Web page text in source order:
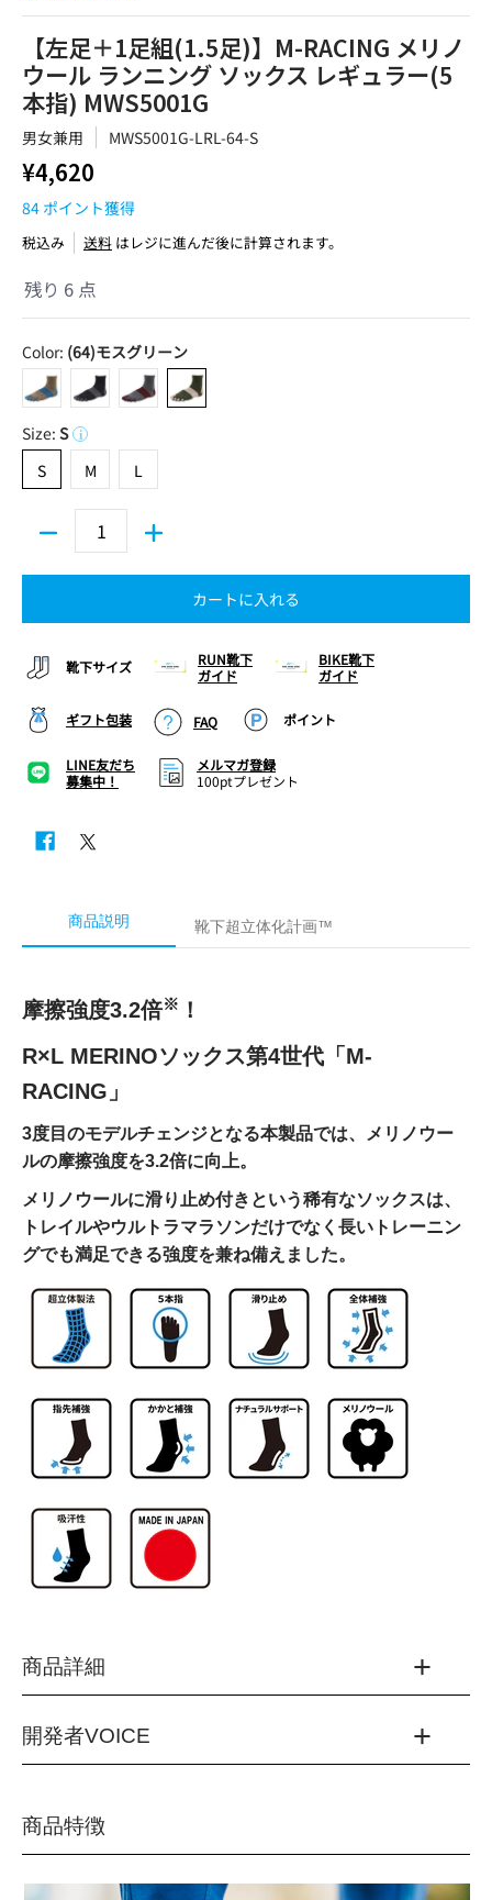
【左足＋1足組(1.5足)】M-RACING メリノ
ウール ランニング ソックス レギュラー(5
本指) MWS5001G
男女兼用 MWS5001G-LRL-64-S
¥4,620
84 ポイント獲得
税込み 送料 はレジに進んだ後に計算されます。
残り 6 点
Color: (64)モスグリーン
(03)ベージュ(10)ブラック(13)グレー
Size: S i
S
S
M L
カートに入れる
靴下サイズ
RUN靴下
ガイド
BIKE靴下
ガイド
ギフト包装 FAQ ポイント
LINE友だち
募集中！
メルマガ登録
100ptプレゼント
商品説明 靴下超立体化計画™
摩擦強度3.2倍※ ！
R×L MERINOソックス第4世代「M-
RACING」
3度目のモデルチェンジとなる本製品では、メリノウー
ルの摩擦強度を3.2倍に向上。
メリノウールに滑り止め付きという稀有なソックスは、
トレイルやウルトラマラソンだけでなく長いトレーニン
グでも満足できる強度を兼ね備えました。
商品詳細
品番：MWS5001G
(10)ブラック
(13)グレー
(64)モスグリーン
開発者VOICE
ユーザー様からも様々なご要望をいただいてきました。その
中でも多かったのが指先や踵周りの耐久性です。第2世代、
第3世代と指先や踵周りを補強してきましたが、第4世代と
商品特徴